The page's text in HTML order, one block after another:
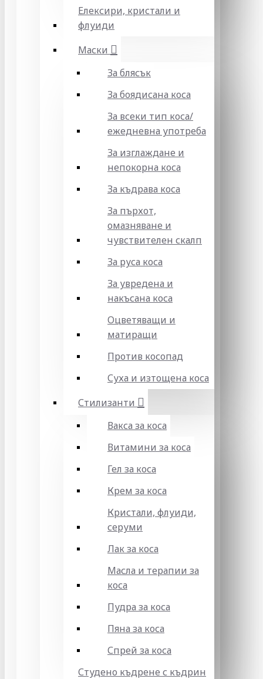
Елексири, кристали и
флуиди
Маски
За блясък
За боядисана коса
За всеки тип коса/
ежедневна употреба
За изглаждане и
непокорна коса
За къдрава коса
За пърхот,
омазняване и
чувствителен скалп
За руса коса
За увредена и
накъсана коса
Оцветяващи и
матиращи
Против косопад
Суха и изтощена коса
Стилизанти
Вакса за коса
Витамини за коса
Гел за коса
Крем за коса
Кристали, флуиди,
серуми
Лак за коса
Масла и терапии за
коса
Пудра за коса
Пяна за коса
Спрей за коса
Студено къдрене с къдрин